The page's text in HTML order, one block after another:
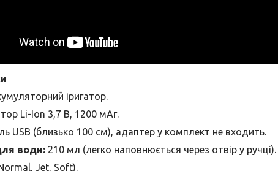
іригатор.
Li-Ion 3,7 В, 1200 мАг.
USB (близько 100 см), адаптер у комплект не входить.
води: 210 мл (легко наповнюється через отвір у ручці).
Jet, Soft).